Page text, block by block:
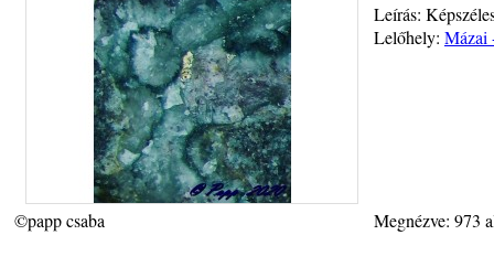
Leírás:
Lelőhely: Mázai
©papp csaba Megnézve: 973